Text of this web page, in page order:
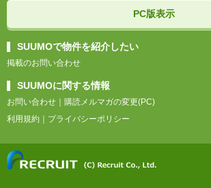
PC版表示
SUUMOで物件を紹介したい
掲載のお問い合わせ
SUUMOに関する情報
お問い合わせ
購読メルマガの変更(PC)
利用規約
プライバシーポリシー